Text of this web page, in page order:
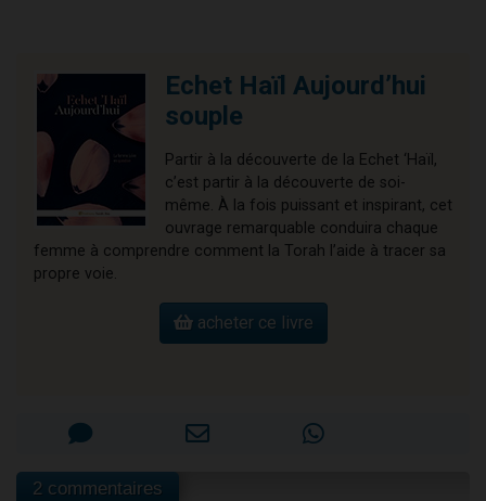
Echet Haïl Aujourd’hui
souple
Partir à la découverte de la Echet ‘Haïl,
c’est partir à la découverte de soi-
même. À la fois puissant et inspirant, cet
ouvrage remarquable conduira chaque
femme à comprendre comment la Torah l’aide à tracer sa
propre voie.
acheter ce livre
2 commentaires